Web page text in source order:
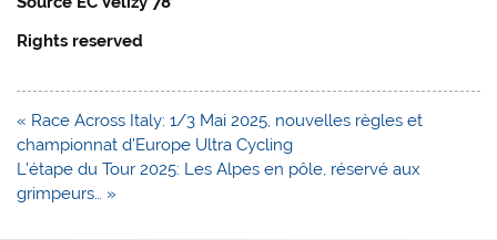
Rights reserved
Navigation
de
l’article
« Race Across Italy: 1/3 Mai 2025, nouvelles règles et
championnat d’Europe Ultra Cycling
L’étape du Tour 2025: Les Alpes en pôle, réservé aux
grimpeurs… »